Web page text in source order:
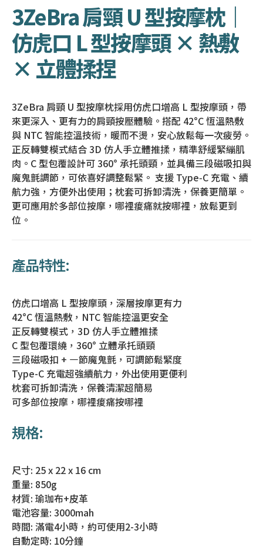
3ZeBra 肩頸 U 型按摩枕｜
仿虎口 L 型按摩頭 × 熱敷
× 立體揉捏
3ZeBra 肩頸 U 型按摩枕採用仿虎口增高 L 型按摩頭，帶
來更深入、更有力的肩頸按壓體驗。搭配 42°C 恆溫熱敷
與 NTC 智能控溫技術，暖而不燙，安心放鬆每一次疲勞。
正反轉雙模式結合 3D 仿人手立體推揉，精準舒緩緊繃肌
肉。C 型包覆設計可 360° 承托頭頸，並具備三段磁吸扣與
魔鬼氈調節，可依喜好調整鬆緊。 支援 Type‑C 充電、續
航力強，方便外出使用；枕套可拆卸清洗，保養更簡單。
更可應用於多部位按摩，哪裡痠痛就按哪裡，放鬆更到
位。
產品特性:
仿虎口增高 L 型按摩頭，深層按摩更有力
42°C 恆溫熱敷，NTC 智能控溫更安全
正反轉雙模式，3D 仿人手立體推揉
C 型包覆環繞，360° 立體承托頭頸
三段磁吸扣 + ㇐節魔鬼氈，可調節鬆緊度
Type-C 充電超強續航力，外出使用更便利
枕套可拆卸清洗，保養清潔超簡易
可多部位按摩，哪裡痠痛按哪裡
規格:
尺寸: 25 x 22 x 16 cm
重量: 850g
材質: 瑜珈布+皮革
電池容量: 3000mah
時間: 滿電4小時，約可使用2-3小時
自動定時: 10分鐘